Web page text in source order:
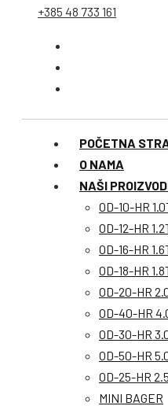
+385 48 733 161
POČETNA
O NAMA
NAŠI
OD-10-HR
OD-12-HR
OD-16-HR
OD-18-HR
OD-20-HR
OD-40-HR
OD-30-HR
OD-50-HR
OD-25-HR
MINI BAGER